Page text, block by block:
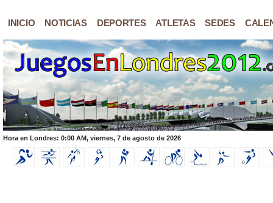
INICIO NOTICIAS DEPORTES ATLETAS SEDES
Hora en Londres: 0:00 AM, viernes, 7 de agosto de 2026